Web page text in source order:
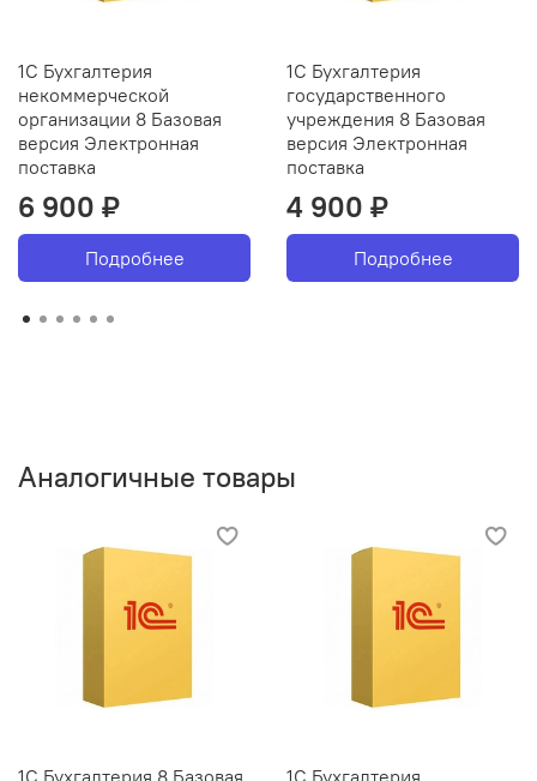
1С Бухгалтерия
некоммерческой
организации 8 Базовая
версия Электронная
поставка
6 900 ₽
Подробнее
1С Бухгалтерия
государственного
учреждения 8 Базовая
версия Электронная
поставка
4 900 ₽
Подробнее
Аналогичные товары
1С Бухгалтерия 8 Базовая
1С Бухгалтерия